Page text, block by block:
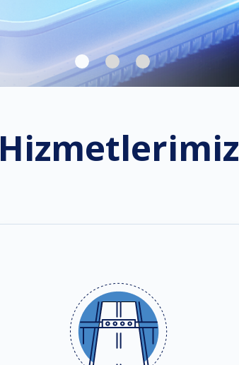
Hizmetlerimiz